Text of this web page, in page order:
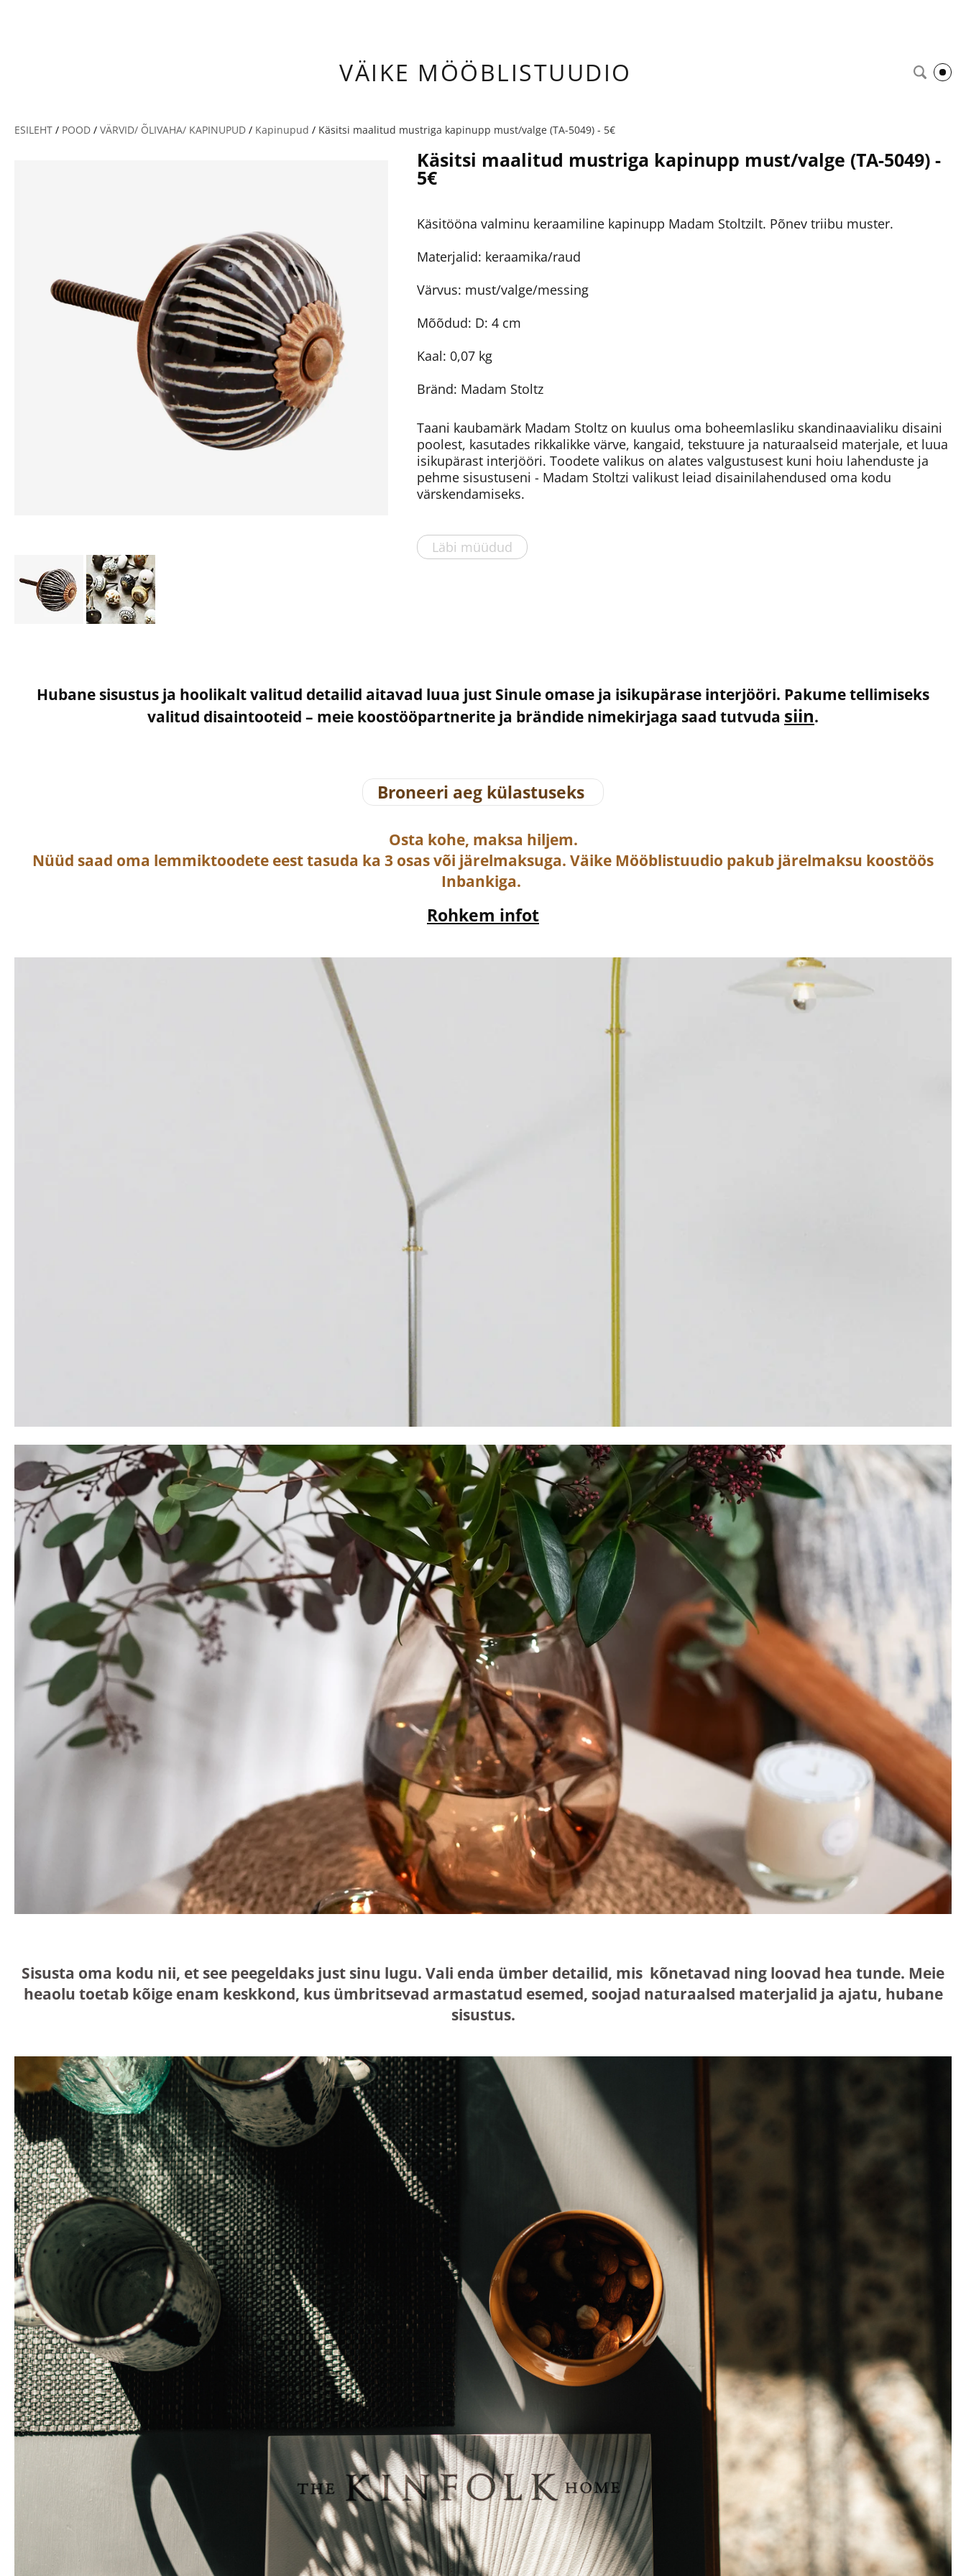
VÄIKE MÖÖBLISTUUDIO
ESILEHT / POOD / VÄRVID/ ÕLIVAHA/ KAPINUPUD / Kapinupud / Käsitsi maalitud mustriga kapinupp must/valge (TA-5049) - 5€
Käsitsi maalitud mustriga kapinupp must/valge (TA-5049) -
5€
Käsitööna valminu keraamiline kapinupp Madam Stoltzilt. Põnev triibu muster.
Materjalid: keraamika/raud
Värvus: must/valge/messing
Mõõdud: D: 4 cm
Kaal: 0,07 kg
Bränd: Madam Stoltz
Taani kaubamärk Madam Stoltz on kuulus oma boheemlasliku skandinaavialiku disaini
poolest, kasutades rikkalikke värve, kangaid, tekstuure ja naturaalseid materjale, et luua
isikupärast interjööri. Toodete valikus on alates valgustusest kuni hoiu lahenduste ja
pehme sisustuseni - Madam Stoltzi valikust leiad disainilahendused oma kodu
värskendamiseks.
Läbi müüdud
Hubane sisustus ja hoolikalt valitud detailid aitavad luua just Sinule omase ja isikupärase interjööri. Pakume tellimiseks
valitud disaintooteid – meie koostööpartnerite ja brändide nimekirjaga saad tutvuda siin.
Broneeri aeg külastuseks
Osta kohe, maksa hiljem.
Nüüd saad oma lemmiktoodete eest tasuda ka 3 osas või järelmaksuga. Väike Mööblistuudio pakub järelmaksu koostöös
Inbankiga.
Rohkem infot
Sisusta oma kodu nii, et see peegeldaks just sinu lugu. Vali enda ümber detailid, mis kõnetavad ning loovad hea tunde. Meie
heaolu toetab kõige enam keskkond, kus ümbritsevad armastatud esemed, soojad naturaalsed materjalid ja ajatu, hubane
sisustus.